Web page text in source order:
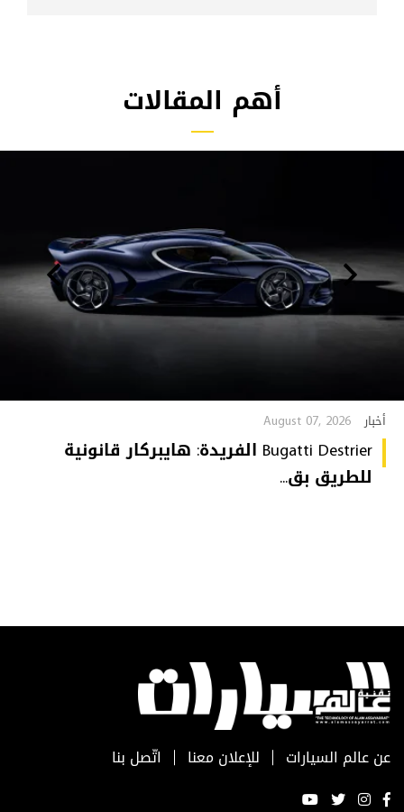
أهم المقالات
أخبار August 07, 2026
Bugatti Destrier الفريدة: هايبركار قانونية
للطريق بق...
عن عالم السيارات للإعلان معنا اتّصل بنا